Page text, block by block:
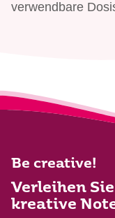
verwendbare
Be creative!
Verleihen
kreative